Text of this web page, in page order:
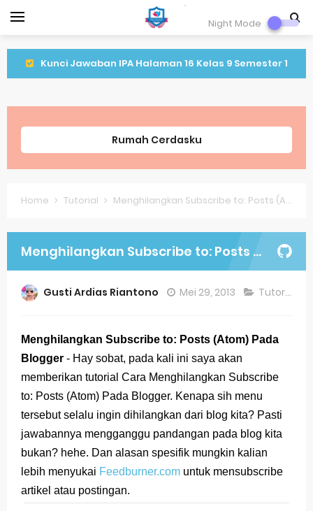
Kunci Jawaban IPA Halaman 16 Kelas 9 Semester 1
Latihan PLBJ Kelas 2 Tentang Keragaman Minuman
Soal Latihan Matematika Kelas 9
(Genap)
Jawaban Bahasa Indonesia Kelas VIII (8) Kurikulum
Jawaban Bahasa Indonesia Kelas VIII (8) Kurikulum
Merdeka Halaman 15
Jawaban Bahasa Indonesia Kelas VIII (8) Kurikulum
Merdeka Halaman 7
Jawaban Bahasa Indonesia Kelas VIII (8) Kurikulum
Merdeka Halaman 5
Rumah Cerdasku
Home Tutorial Menghilangkan Subscribe to: Posts (Atom) Pada Blogger
Menghilangkan Subscribe to: Posts (Atom) Pada Blogger
Gusti Ardias Riantono Mei 29, 2013 Tutorial
Menghilangkan Subscribe to: Posts (Atom) Pada
Blogger - Hay sobat, pada kali ini saya akan
memberikan tutorial Cara Menghilangkan Subscribe
to: Posts (Atom) Pada Blogger. Kenapa sih menu
tersebut selalu ingin dihilangkan dari blog kita? Pasti
jawabannya mengganggu pandangan pada blog kita
bukan? hehe. Dan alasan spesifik mungkin kalian
lebih menyukai Feedburner.com untuk mensubscribe
artikel atau postingan.
Night Mode